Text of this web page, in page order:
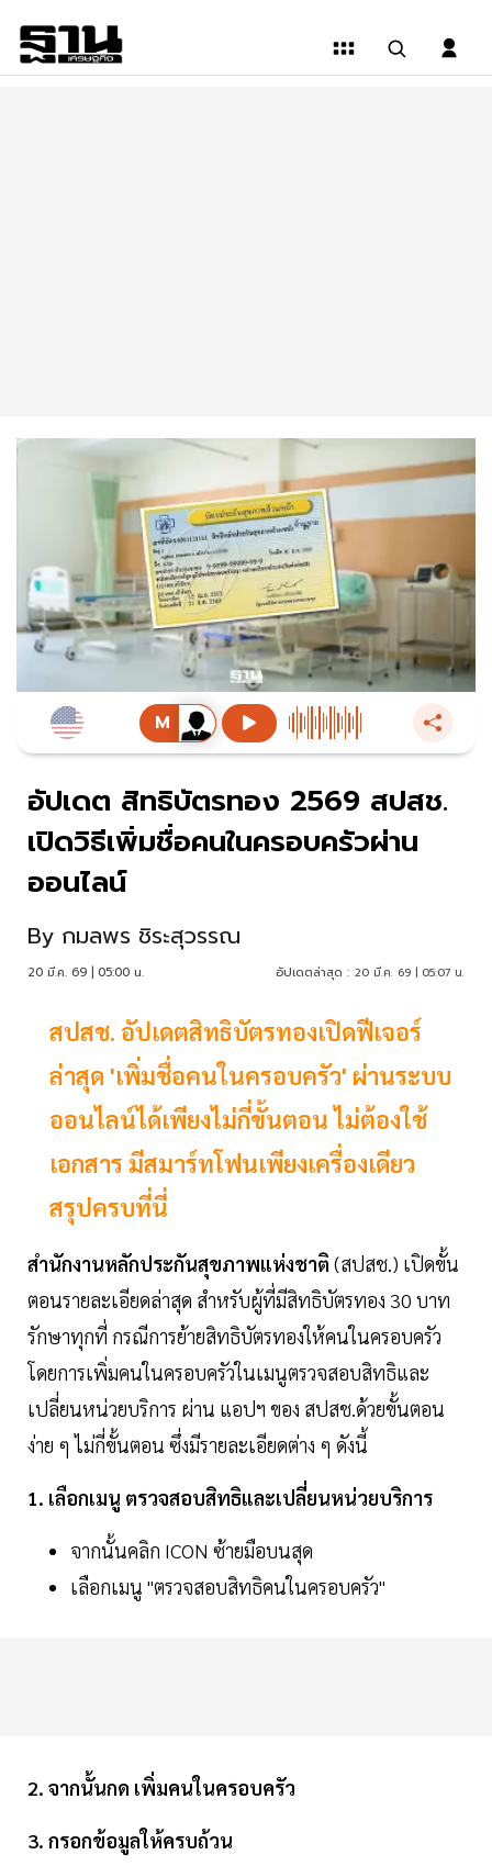
อัปเดต สิทธิบัตรทอง 2569 สปสช.
เปิดวิธีเพิ่มชื่อคนในครอบครัวผ่าน
ออนไลน์
By กมลพร ชิระสุวรรณ
20 มี.ค. 69 | 05:00 น. อัปเดตล่าสุด : 20 มี.ค. 69 | 05:07 น.
สปสช. อัปเดตสิทธิบัตรทองเปิดฟีเจอร์
ล่าสุด 'เพิ่มชื่อคนในครอบครัว' ผ่านระบบ
ออนไลน์ได้เพียงไม่กี่ขั้นตอน ไม่ต้องใช้
เอกสาร มีสมาร์ทโฟนเพียงเครื่องเดียว
สรุปครบที่นี่
สำนักงานหลักประกันสุขภาพแห่งชาติ (สปสช.) เปิดขั้น
ตอนรายละเอียดล่าสุด สำหรับผู้ที่มีสิทธิบัตรทอง 30 บาท
รักษาทุกที่ กรณีการย้ายสิทธิบัตรทองให้คนในครอบครัว
โดยการเพิ่มคนในครอบครัวในเมนูตรวจสอบสิทธิและ
เปลี่ยนหน่วยบริการ ผ่าน แอปฯ ของ สปสช.ด้วยขั้นตอน
ง่าย ๆ ไม่กี่ขั้นตอน ซึ่งมีรายละเอียดต่าง ๆ ดังนี้
1. เลือกเมนู ตรวจสอบสิทธิและเปลี่ยนหน่วยบริการ
จากนั้นคลิก ICON ซ้ายมือบนสุด
เลือกเมนู "ตรวจสอบสิทธิคนในครอบครัว"
2. จากนั้นกด เพิ่มคนในครอบครัว
3. กรอกข้อมูลให้ครบถ้วน